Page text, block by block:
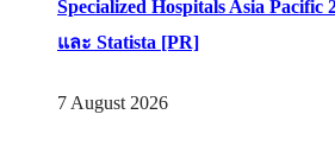
Specialized Hospitals Asia Pacific
และ Statista [PR]
7 August 2026